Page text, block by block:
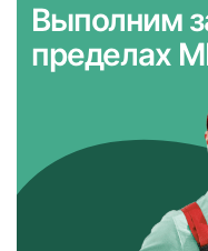
Выполним
пределах